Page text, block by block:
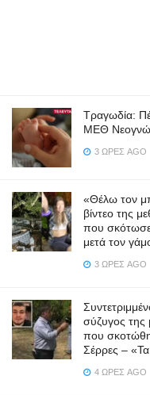
Τραγωδία:
ΜΕΘ
3 ΏΡΕΣ AGO
«Θέλω τον
βίντεο της
που
μετά τον
3 ΏΡΕΣ AGO
σύζυγος της
που
Σέρρες –
4 ΏΡΕΣ AGO